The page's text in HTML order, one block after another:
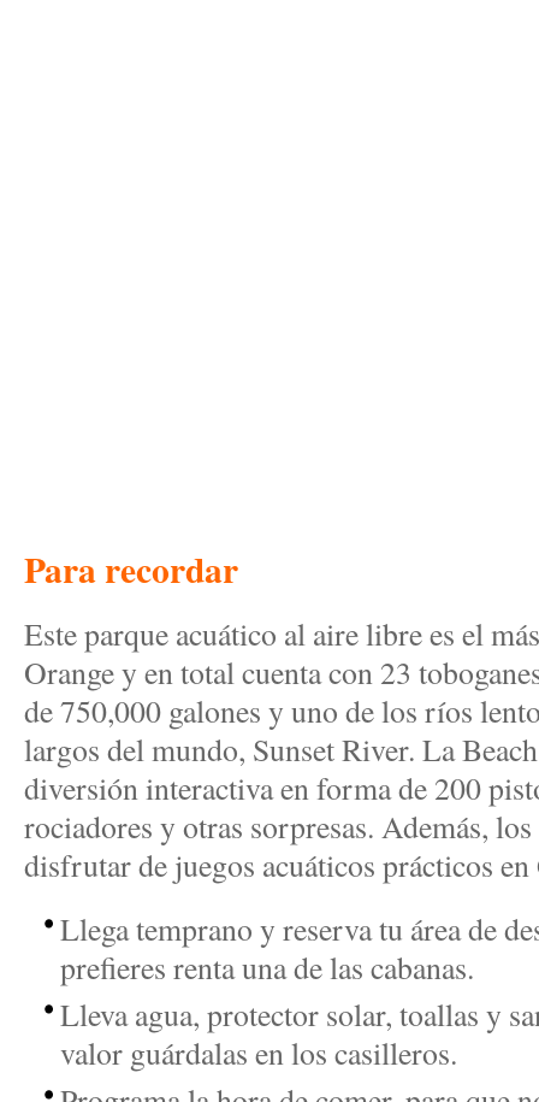
Para recordar
Este parque acuático al aire libre es el
Orange y en total cuenta con 23
de 750,000 galones y uno de los ríos
largos del mundo, Sunset River. La
diversión interactiva en forma de 200
rociadores y otras sorpresas. Además,
disfrutar de juegos acuáticos prácticos
Llega temprano y reserva tu área de
prefieres renta una de las cabanas.
Lleva agua, protector solar, toallas y
valor guárdalas en los casilleros.